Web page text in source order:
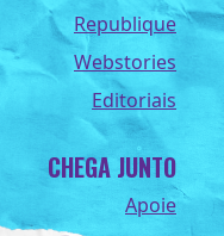
Republique
Webstories
Editoriais
CHEGA JUNTO
Apoie